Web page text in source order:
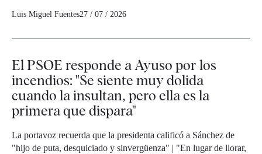
Luis Miguel Fuentes27 / 07 / 2026
El PSOE responde a Ayuso por los
incendios: "Se siente muy dolida
cuando la insultan, pero ella es la
primera que dispara"
La portavoz recuerda que la presidenta calificó a Sánchez de
"hijo de puta, desquiciado y sinvergüenza" | "En lugar de llorar,